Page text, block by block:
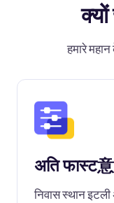
हमारे
अति फास्ट
निवास स्थान